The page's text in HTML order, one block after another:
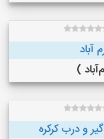
آباد
و درب کرکره